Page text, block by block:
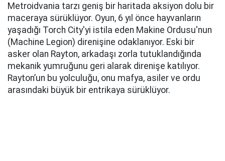
Metroidvania tarzı geniş bir haritada aksiyon dolu bir
maceraya sürüklüyor. Oyun, 6 yıl önce hayvanların
yaşadığı Torch City'yi istila eden Makine Ordusu'nun
(Machine Legion) direnişine odaklanıyor. Eski bir
asker olan Rayton, arkadaşı zorla tutuklandığında
mekanik yumruğunu geri alarak direnişe katılıyor.
Rayton’un bu yolculuğu, onu mafya, asiler ve ordu
arasındaki büyük bir entrikaya sürüklüyor.